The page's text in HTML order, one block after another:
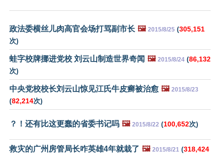
政法委横丝儿肉高官会场打骂副市长 🖼️ 2015/8/25 (305,151
次)
蛙字校牌挪进党校 刘云山制造世界奇闻 🖼️ 2015/8/24 (86,132
次)
中央党校校长刘云山惊见江氏牛皮癣被治愈 🖼️ 2015/8/23
(82,214次)
？！还有比这更蠢的省委书记吗 🖼️ 2015/8/22 (100,652次)
救灾的广州房管局长咋英雄4年就栽了 🖼️ 2015/8/21 (318,424